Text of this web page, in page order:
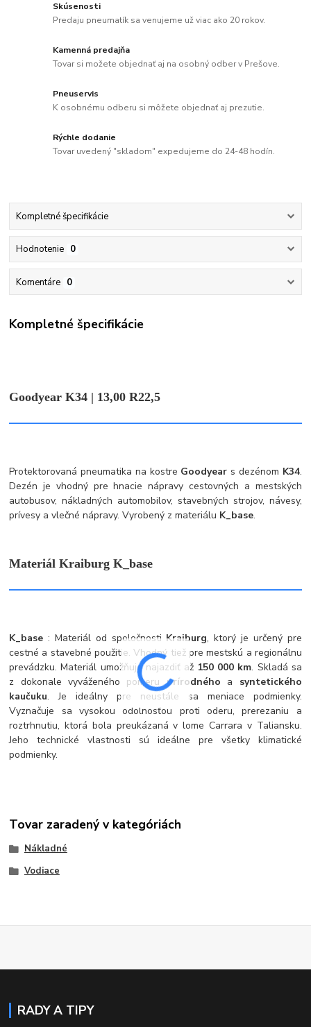
Skúsenosti
Predaju pneumatík sa venujeme už viac ako 20 rokov.
Kamenná predajňa
Tovar si možete objednať aj na osobný odber v Prešove.
Pneuservis
K osobnému odberu si môžete objednať aj prezutie.
Rýchle dodanie
Tovar uvedený "skladom" expedujeme do 24-48 hodín.
Kompletné špecifikácie
Hodnotenie 0
Komentáre 0
Kompletné špecifikácie
Goodyear K34 | 13,00 R22,5
Protektorovaná pneumatika na kostre Goodyear s dezénom K34.
Dezén je vhodný pre hnacie nápravy cestovných a mestských
autobusov, nákladných automobilov, stavebných strojov, návesy,
prívesy a vlečné nápravy. Vyrobený z materiálu K_base.
Materiál Kraiburg K_base
K_base : Materiál od spoločnosti Kraiburg, ktorý je určený pre
cestné a stavebné použitie. Vhodný tiež pre mestskú a regionálnu
prevádzku. Materiál umožňuje najazdiť až 150 000 km. Skladá sa
z dokonale vyváženého pomeruprírodného a syntetického
kaučuku. Je ideálny pre neustále sa meniace podmienky.
Vyznačuje sa vysokou odolnosťou proti oderu, prerezaniu a
roztrhnutiu, ktorá bola preukázaná v lome Carrara v Taliansku.
Jeho technické vlastnosti sú ideálne pre všetky klimatické
podmienky.
Tovar zaradený v kategóriách
Nákladné
Vodiace
RADY A TIPY